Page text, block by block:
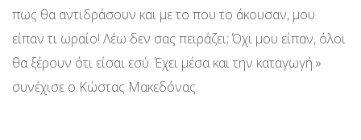
πως θα αντιδράσουν και με το που το άκουσαν, μου
είπαν τι ωραίο! Λέω δεν σας πειράζει; Όχι μου είπαν, όλοι
θα ξέρουν ότι είσαι εσύ. Έχει μέσα και την καταγωγή.»
συνέχισε ο Κώστας Μακεδόνας.